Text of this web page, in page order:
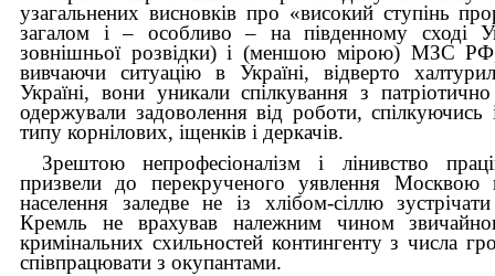
узагальнених висновків про «високий ступінь
загалом і – особливо – на південному
зовнішньої розвідки) і (меншою мірою) МЗС
вивчаючи ситуацію в Україні, відверто
Україні, вони уникали спілкування з
одержували задоволення від роботи, спілкуючись
типу корнілових, іщенків і деркачів.
Зрештою непрофесіоналізм і лінивство
призвели до перекрученого уявлення Москвою
населення заледве не із хлібом-сіллю
Кремль не врахував належним чином
кримінальних схильностей контингенту з числа
співпрацювати з окупантами.